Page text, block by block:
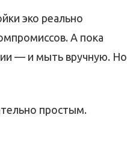
эко реально
А пока
— и мыть вручную. Но
простым.